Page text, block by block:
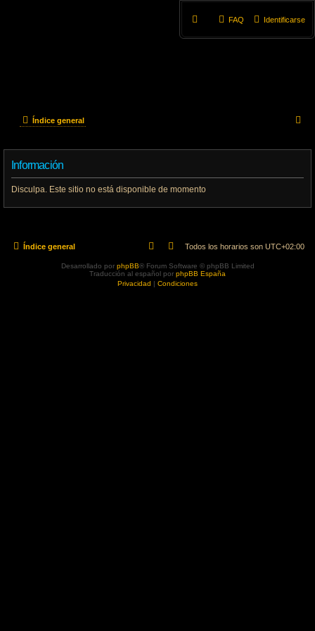
Identificarse
FAQ
Índice general
a
Información
Disculpa. Este sitio no está disponible de momento
Índice general Todos los horarios son UTC+02:00
Desarrollado por phpBB® Forum Software © phpBB Limited
Traducción al español por phpBB España
Privacidad | Condiciones